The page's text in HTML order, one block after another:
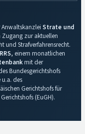
Anwaltskanzlei Strate und
Zugang zur aktuellen
und Strafverfahrensrecht.
, einem monatlichen
mit der
Bundesgerichtshofs
des
Gerichtshofs für
(EuGH).